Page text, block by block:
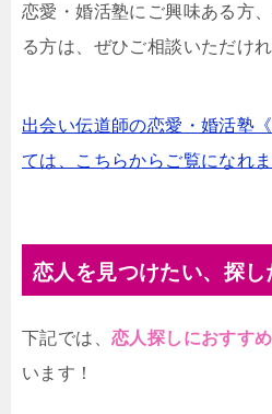
恋愛・婚活塾にご興味ある方
る方は、ぜひご相談いただけ
出会い伝道師の恋愛・婚活塾
ては、こちらからご覧になれま
恋人を見つけたい、探し
下記では、 恋人探しにおすす
います！